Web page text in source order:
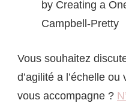
by Creating a
Campbell-Pretty
Vous souhaitez
d’agilité a l’échelle
vous accompagne ?